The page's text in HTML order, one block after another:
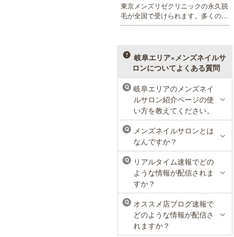
東京メンズリゼクリニックの永久脱
毛が全国で受けられます。多くの男
性患者様にご支持頂き、新宿1院か
展開するクリニックになりました。
MEN’S TBC 名古屋本店
メンズTBCは、創業以来男性の健康
的な美を追究してきました。豊富な
脱毛メニューを始め、フェイシャル
ケア、下腹引き締め等、各種お得な
体験コースを取り揃えています。選
べる種類の多さで初めての方も安心
です。
岐阜エリア×メンズネイルサ
ロンについてよくある質問
Q
岐阜エリアのメンズネイ
ルサロン紹介ページの使
い方を教えてください。
Q
メンズネイルサロンとは
なんですか？
Q
リアルタイム速報でどの
ような情報が配信されま
すか？
Q
オススメ店ブログ速報で
どのような情報が配信さ
れますか？